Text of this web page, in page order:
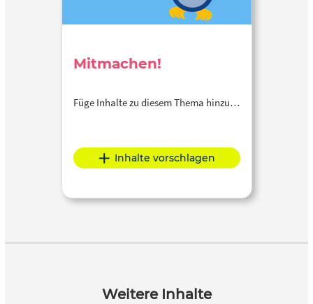
Mitmachen!
Füge Inhalte zu diesem Thema hinzu…
Inhalte vorschlagen
Weitere Inhalte